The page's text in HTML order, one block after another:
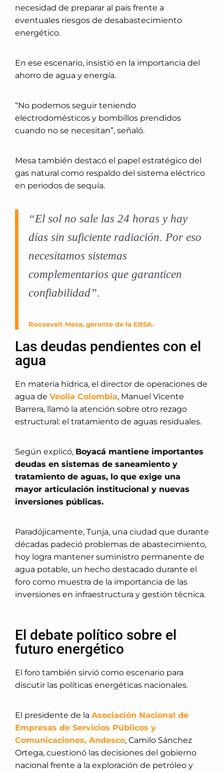
necesidad de preparar al país frente a
eventuales riesgos de desabastecimiento
energético.
En ese escenario, insistió en la importancia del
ahorro de agua y energía.
“No podemos seguir teniendo
electrodomésticos y bombillos prendidos
cuando no se necesitan”, señaló.
Mesa también destacó el papel estratégico del
gas natural como respaldo del sistema eléctrico
en periodos de sequía.
“El sol no sale las 24 horas y hay
días sin suficiente radiación. Por eso
necesitamos sistemas
complementarios que garanticen
confiabilidad”.
Roosevelt Mesa, gerente de la EBSA.
Las deudas pendientes con el
agua
En materia hídrica, el director de operaciones de
agua de Veolia Colombia, Manuel Vicente
Barrera, llamó la atención sobre otro rezago
estructural: el tratamiento de aguas residuales.
Según explicó, Boyacá mantiene importantes
deudas en sistemas de saneamiento y
tratamiento de aguas, lo que exige una
mayor articulación institucional y nuevas
inversiones públicas.
Paradójicamente, Tunja, una ciudad que durante
décadas padeció problemas de abastecimiento,
hoy logra mantener suministro permanente de
agua potable, un hecho destacado durante el
foro como muestra de la importancia de las
inversiones en infraestructura y gestión técnica.
El debate político sobre el
futuro energético
El foro también sirvió como escenario para
discutir las políticas energéticas nacionales.
El presidente de la Asociación Nacional de
Empresas de Servicios Públicos y
Comunicaciones, Andesco, Camilo Sánchez
Ortega, cuestionó las decisiones del gobierno
nacional frente a la exploración de petróleo y